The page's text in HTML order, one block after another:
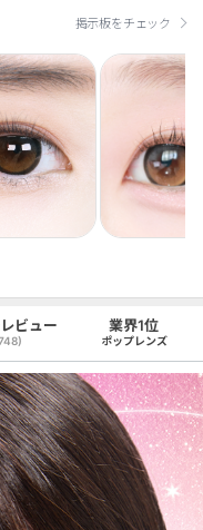
掲示板をチェック
ビュー 業界1位
ポップレンズ